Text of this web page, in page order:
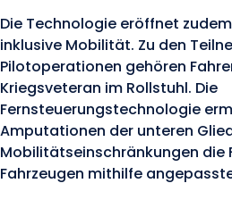
Die Technologie eröffnet
inklusive Mobilität. Zu den
Pilotoperationen gehören
Kriegsveteran im Rollstuhl. Die
Fernsteuerungstechnologie
Amputationen der unteren
Mobilitätseinschränkungen die
Fahrzeugen mithilfe